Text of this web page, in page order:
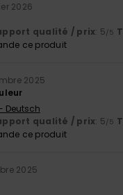
2026
qualité / prix: 5/5
ce produit
2025
Deutsch
qualité / prix: 5/5
ce produit
2025